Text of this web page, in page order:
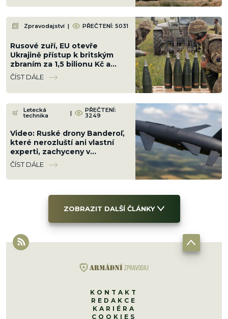
Zpravodajství | PŘEČTENÍ: 5031
Rusové zuří, EU otevře
Ukrajině přístup k britským
zbraním za 1,5 bilionu Kč a
„Rusáci“ pocítí peklo na zemi
ČÍST DÁLE
Letecká
technika | PŘEČTENÍ:
3249
Video: Ruské drony Banderoľ,
které nerozluští ani vlastní
experti, zachyceny v
Chersonu. Ukrajinci se proti ni
neumí bránit
ČÍST DÁLE
ZOBRAZIT DALŠÍ ČLÁNKY
KONTAKT
REDAKCE
KARIÉRA
COOKIES